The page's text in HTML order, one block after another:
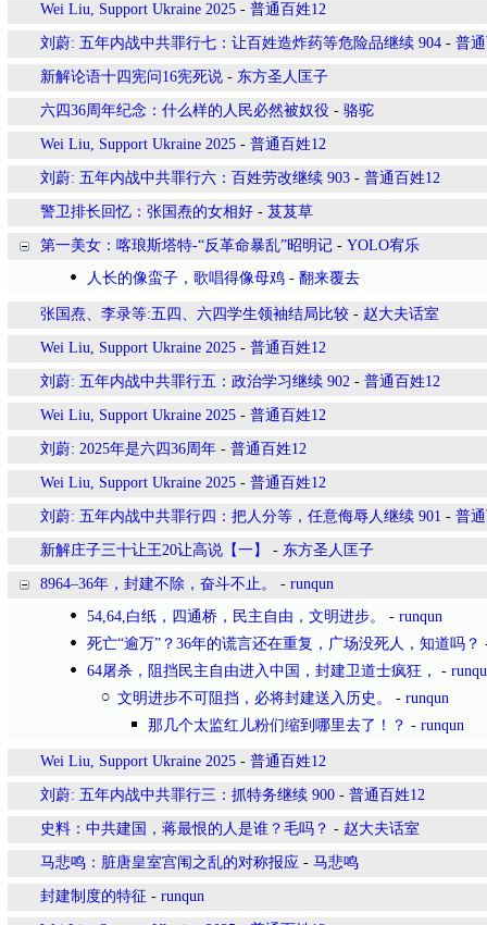
Wei Liu, Support Ukraine 2025 - 普通百姓12
刘蔚: 五年内战中共罪行七：让百姓造炸药等危险品继续 904 - 普
新解论语十四宪问16宪死说 - 东方圣人匡子
六四36周年纪念：什么样的人民必然被奴役 - 骆驼
Wei Liu, Support Ukraine 2025 - 普通百姓12
刘蔚: 五年内战中共罪行六：百姓劳改继续 903 - 普通百姓12
警卫排长回忆：张国焘的女相好 - 芨芨草
第一美女：喀琅斯塔特-“反革命暴乱”昭明记 - YOLO宥乐
人长的像蛮子，歌唱得像母鸡 - 翻来覆去
张国焘、李录等:五四、六四学生领袖结局比较 - 赵大夫话室
Wei Liu, Support Ukraine 2025 - 普通百姓12
刘蔚: 五年内战中共罪行五：政治学习继续 902 - 普通百姓12
Wei Liu, Support Ukraine 2025 - 普通百姓12
刘蔚: 2025年是六四36周年 - 普通百姓12
Wei Liu, Support Ukraine 2025 - 普通百姓12
刘蔚: 五年内战中共罪行四：把人分等，任意侮辱人继续 901 - 普
新解庄子三十让王20让高说【一】 - 东方圣人匡子
8964–36年，封建不除，奋斗不止。 - runqun
54,64,白纸，四通桥，民主自由，文明进步。
- runqun
死亡“逾万”？36年的谎言还在重复，广场没死人，知道吗？
64屠杀，阻挡民主自由进入中国，封建卫道士疯狂，
-
文明进步不可阻挡，必将封建送入历史。
- runqun
那几个太监红儿粉们缩到哪里去了！？ - runqun
Wei Liu, Support Ukraine 2025 - 普通百姓12
刘蔚: 五年内战中共罪行三：抓特务继续 900 - 普通百姓12
史料：中共建国，蒋最恨的人是谁？毛吗？ - 赵大夫话室
马悲鸣：脏唐皇室宫闱之乱的对称报应 - 马悲鸣
封建制度的特征 - runqun